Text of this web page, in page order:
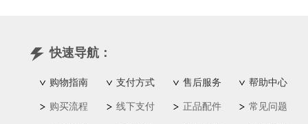
快速导航：
购物指南
购买流程
支付方式
线下支付
售后服务
正品配件
帮助中心
常见问题